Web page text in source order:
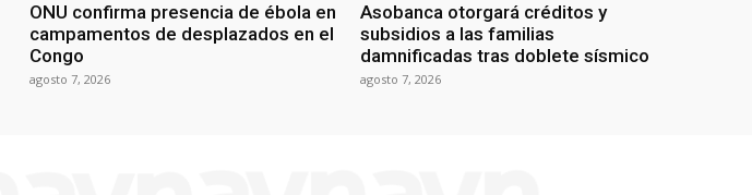
ONU confirma presencia de ébola en
campamentos de desplazados en el
Congo
agosto 7, 2026
Asobanca otorgará créditos y
subsidios a las familias
damnificadas tras doblete sísmico
agosto 7, 2026